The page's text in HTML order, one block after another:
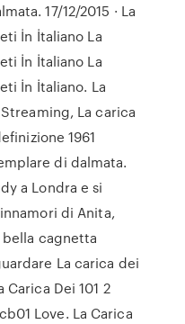
17/12/2015 · La
İn İtaliano La
İn İtaliano La
İn İtaliano. La
La carica
1961
di dalmata.
a Londra e si
di Anita,
cagnetta
La carica dei
Dei 101 2
Love. La Carica